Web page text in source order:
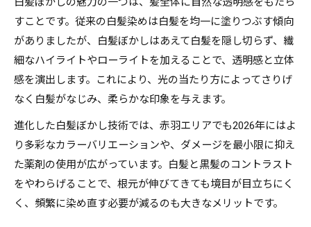
白髪ぼかしの持続力を高めるケア方法
白髪ぼかしは何日くらい持つか徹底解説
白髪ぼかしが長もちするメンテナンス術
持ちやすい白髪ぼかしの選び方と注意点
白髪ぼかしを続ける際のサロン活用法
赤羽で叶うダメージレスな白髪ぼかし体験
ダメージレスな白髪ぼかしの選び方ガイド
赤羽で人気の白髪ぼかし体験談を紹介
すことです。従来の白髪染めは白髪を均一に塗りつぶす傾向
がありましたが、白髪ぼかしはあえて白髪を隠し切らず、繊
細なハイライトやローライトを加えることで、透明感と立体
感を演出します。これにより、光の当たり方によってさりげ
なく白髪がなじみ、柔らかな印象を与えます。
進化した白髪ぼかし技術では、赤羽エリアでも2026年にはよ
り多彩なカラーバリエーションや、ダメージを最小限に抑え
た薬剤の使用が広がっています。白髪と黒髪のコントラスト
をやわらげることで、根元が伸びてきても境目が目立ちにく
く、頻繁に染め直す必要が減るのも大きなメリットです。